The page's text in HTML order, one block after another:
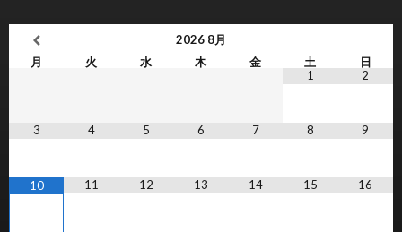
2026 8月
月
火 水 木 金 土
日
1
2
3 4 5 6 7 8 9
10 11 12 13 14 15 16